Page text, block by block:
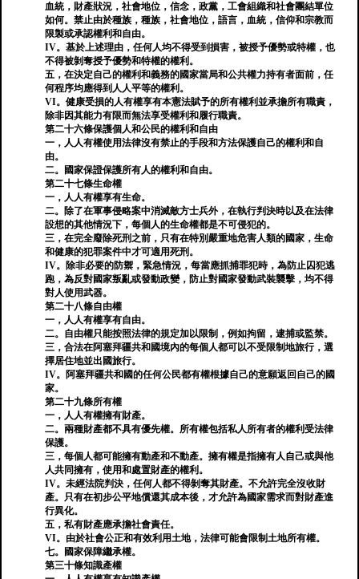
血統，財產狀況，社會地位，信念，政黨，工會組織和社會團結單位
如何。禁止由於種族，種族，社會地位，語言，血統，信仰和宗教而
限製或承認權利和自由。
IV。基於上述理由，任何人均不得受到損害，被授予優勢或特權，也
不得被剝奪授予優勢和特權的權利。
五，在決定自己的權利和義務的國家當局和公共權力持有者面前，任
何程序均應得到人人平等的權利。
VI。健康受損的人有權享有本憲法賦予的所有權利並承擔所有職責，
除非因其能力有限而無法享受權利和履行職責。
第二十六條保護個人和公民的權利和自由
一，人人有權使用法律沒有禁止的手段和方法保護自己的權利和自
由。
二。國家保證保護所有人的權利和自由。
第二十七條生命權
一，人人有權享有生命。
二。除了在軍事侵略案中消滅敵方士兵外，在執行判決時以及在法律
設想的其他情況下，每個人的生命權都是不可侵犯的。
三，在完全廢除死刑之前，只有在特別嚴重地危害人類的國家，生命
和健康的犯罪案件中才可適用死刑。
IV。除非必要的防禦，緊急情況，每當應抓捕罪犯時，為防止囚犯逃
跑，為反對國家叛亂或發動政變，防止對國家發動武裝襲擊，均不得
對人使用武器。
第二十八條自由權
一，人人有權享有自由。
二。自由權只能按照法律的規定加以限制，例如拘留，逮捕或監禁。
三，合法在阿塞拜疆共和國境內的每個人都可以不受限制地旅行，選
擇居住地並出國旅行。
IV。阿塞拜疆共和國的任何公民都有權根據自己的意願返回自己的國
家。
第二十九條所有權
一，人人有權擁有財產。
二。兩種財產都不具有優先權。所有權包括私人所有者的權利受法律
保護。
三，每個人都可能擁有動產和不動產。擁有權是指擁有人自己或與他
人共同擁有，使用和處置財產的權利。
IV。未經法院判決，任何人都不得剝奪其財產。不允許完全沒收財
產。只有在初步公平地償還其成本後，才允許為國家需求而對財產進
行異化。
五，私有財產應承擔社會責任。
VI。由於社會公正和有效利用土地，法律可能會限制土地所有權。
七。國家保障繼承權。
第三十條知識產權